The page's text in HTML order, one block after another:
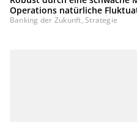
Operations natürliche
Kostenstruktur transformiert
Banking der Zukunft, Strategie